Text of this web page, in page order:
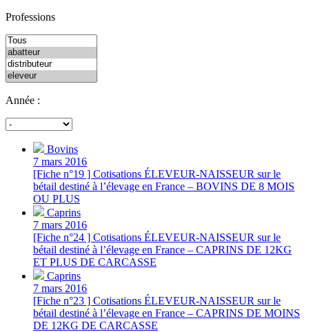
Professions
Année :
Bovins
7 mars 2016
[Fiche n°19 ] Cotisations ÉLEVEUR-NAISSEUR sur le
bétail destiné à l’élevage en France – BOVINS DE 8 MOIS
OU PLUS
Caprins
7 mars 2016
[Fiche n°24 ] Cotisations ÉLEVEUR-NAISSEUR sur le
bétail destiné à l’élevage en France – CAPRINS DE 12KG
ET PLUS DE CARCASSE
Caprins
7 mars 2016
[Fiche n°23 ] Cotisations ÉLEVEUR-NAISSEUR sur le
bétail destiné à l’élevage en France – CAPRINS DE MOINS
DE 12KG DE CARCASSE